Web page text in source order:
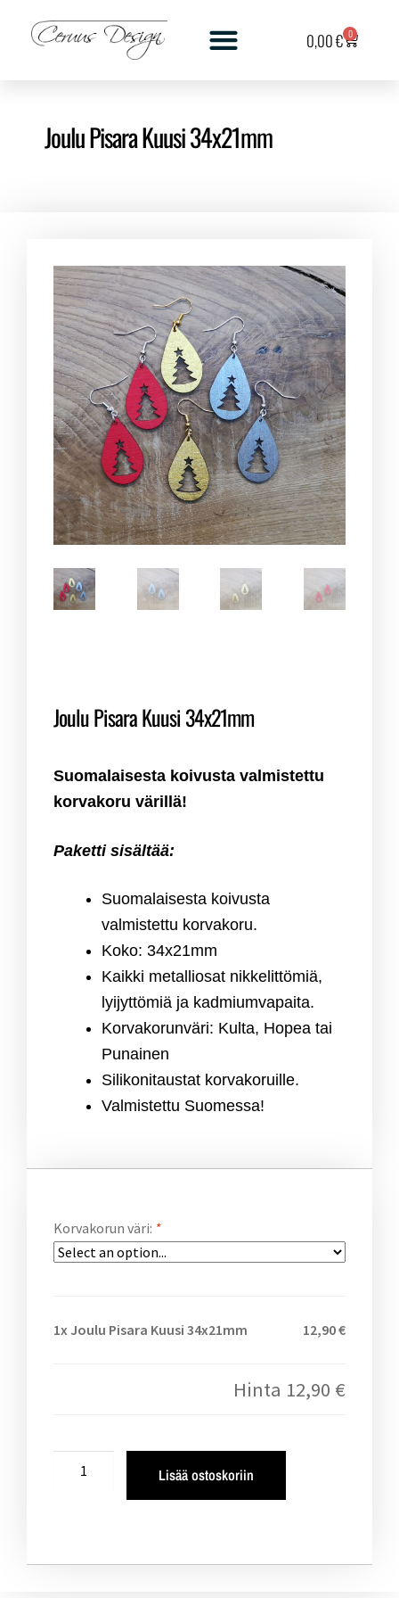
0,00€ 0
Joulu Pisara Kuusi 34x21mm
Joulu Pisara Kuusi 34x21mm
Suomalaisesta koivusta valmistettu
korvakoru värillä!
Paketti sisältää:
Suomalaisesta koivusta
valmistettu korvakoru.
Koko: 34x21mm
Kaikki metalliosat nikkelittömiä,
lyijyttömiä ja kadmiumvapaita.
Korvakorunväri: Kulta, Hopea tai
Punainen
Silikonitaustat korvakoruille.
Valmistettu Suomessa!
Korvakorun väri: *
1x Joulu Pisara Kuusi 34x21mm 12,90 €
Hinta 12,90 €
Lisää ostoskoriin